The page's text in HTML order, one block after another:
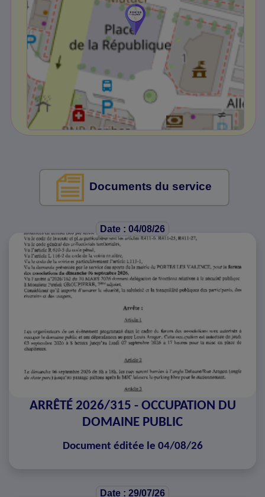
Documents du service
Date : 04/08/26
ARRÊTÉ 2026/315 - OCCUPATION DU
DOMAINE PUBLIC
Document éditée le 04/08/26
Date : 29/07/26